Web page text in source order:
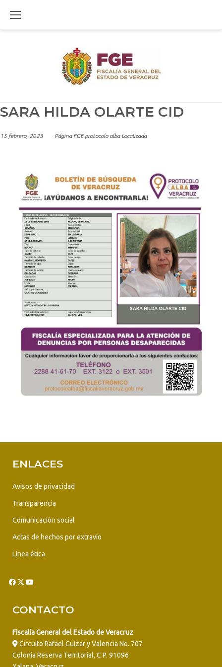
SARA HILDA OLARTE CID
15 febrero, 2023 Página FGE protocolo alba Localizada
ENLACES
Avisos de privacidad
Transparencia
Comunicación social
Actas de hechos por extravío
Línea ética
CONTACTO
Fiscalía General del Estado de Veracruz
Circuito Rafael Guízar y Valencia No. 707
Colonia Reserva Territorial, C.P. 91096